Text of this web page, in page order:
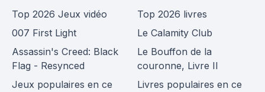
Top 2026 Jeux vidéo
007 First Light
Assassin's Creed: Black
Flag - Resynced
Jeux populaires en ce
Top 2026 livres
Le Calamity Club
Le Bouffon de la
couronne, Livre II
Livres populaires en ce